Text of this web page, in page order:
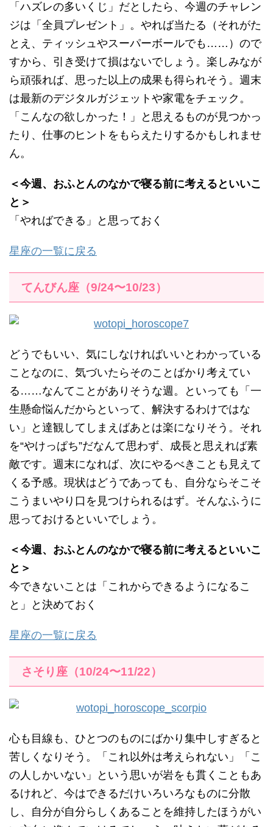
「ハズレの多いくじ」だとしたら、今週のチャレン
ジは「全員プレゼント」。やれば当たる（それがた
とえ、ティッシュやスーパーボールでも……）ので
すから、引き受けて損はないでしょう。楽しみなが
ら頑張れば、思った以上の成果も得られそう。週末
は最新のデジタルガジェットや家電をチェック。
「こんなの欲しかった！」と思えるものが見つかっ
たり、仕事のヒントをもらえたりするかもしれませ
ん。
＜今週、おふとんのなかで寝る前に考えるといいこ
と＞
「やればできる」と思っておく
星座の一覧に戻る
てんびん座（9/24〜10/23）
どうでもいい、気にしなければいいとわかっている
ことなのに、気づいたらそのことばかり考えてい
る……なんてことがありそうな週。といっても「一
生懸命悩んだからといって、解決するわけではな
い」と達観してしまえばあとは楽になりそう。それ
を“やけっぱち”だなんて思わず、成長と思えれば素
敵です。週末になれば、次にやるべきことも見えて
くる予感。現状はどうであっても、自分ならそこそ
こうまいやり口を見つけられるはず。そんなふうに
思っておけるといいでしょう。
＜今週、おふとんのなかで寝る前に考えるといいこ
と＞
今できないことは「これからできるようになるこ
と」と決めておく
星座の一覧に戻る
さそり座（10/24〜11/22）
心も目線も、ひとつのものにばかり集中しすぎると
苦しくなりそう。「これ以外は考えられない」「こ
の人しかいない」という思いが岩をも貫くこともあ
るけれど、今はできるだけいろいろなものに分散
し、自分が自分らしくあることを維持したほうがい